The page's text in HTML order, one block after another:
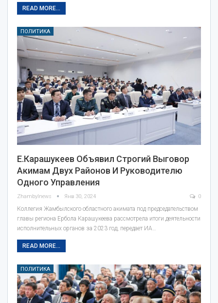
READ MORE...
ПОЛИТИКА
Е.Карашукеев Объявил Строгий Выговор
Акимам Двух Районов И Руководителю
Одного Управления
Zhambylnews Янв 30, 2024 0
Коллегия Жамбылского областного акимата под председательством
главы региона Ербола Карашукеева рассмотрела итоги деятельности
исполнительных органов за 2023 год, передает ИА…
READ MORE...
ПОЛИТИКА